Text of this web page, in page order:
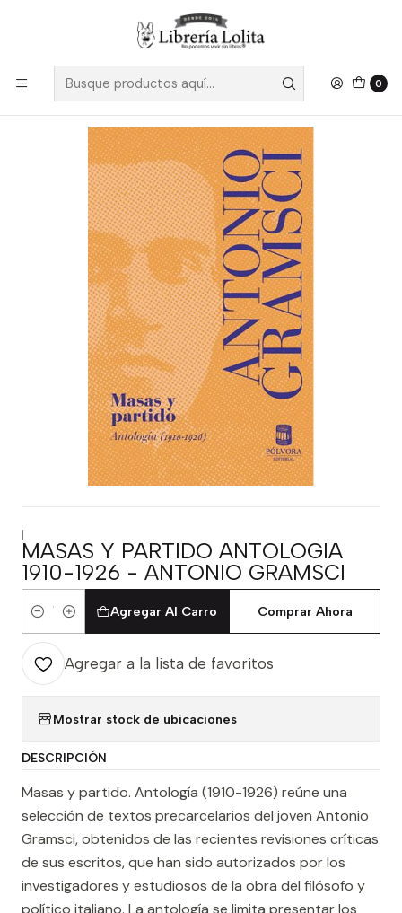
0
Despacho a todo Chile
|
MASAS Y PARTIDO ANTOLOGIA
1910-1926 - ANTONIO GRAMSCI
Cantidad
Agregar Al Carro Comprar Ahora
Agregar a la lista de favoritos
Mostrar stock de ubicaciones
DESCRIPCIÓN
Masas y partido. Antología (1910-1926) reúne una
selección de textos precarcelarios del joven Antonio
Gramsci, obtenidos de las recientes revisiones críticas
de sus escritos, que han sido autorizados por los
investigadores y estudiosos de la obra del filósofo y
político italiano. La antología se limita presentar los